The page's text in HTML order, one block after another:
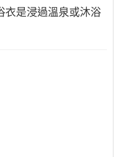
衣是浸過溫泉或沐浴